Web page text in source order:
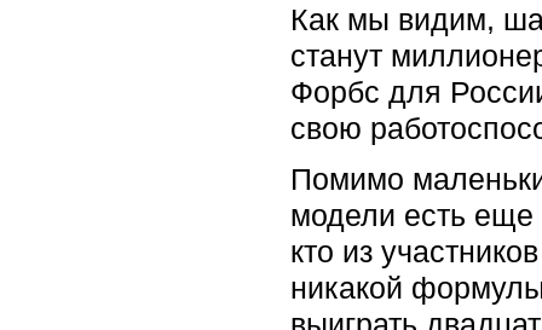
Как мы видим,
станут
Форбс для
свою
Помимо
модели есть еще
кто из
никакой